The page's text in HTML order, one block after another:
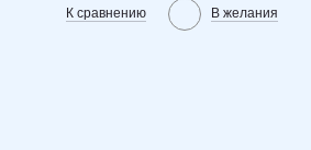
К сравнению В желания